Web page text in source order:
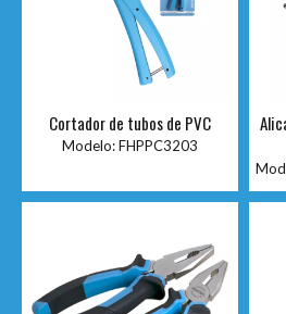
Cortador de tubos de PVC
Modelo:FHPPC3203